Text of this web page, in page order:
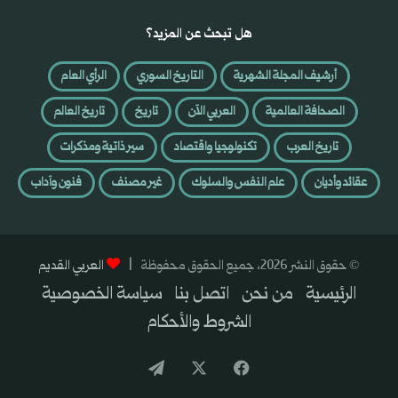
هل تبحث عن المزيد؟
أرشيف المجلة الشهرية التاريخ السوري
الرأي العام
الصحافة العالمية
العربي الآن تاريخ
تاريخ العالم
تاريخ العرب
تكنولوجيا واقتصاد
سير ذاتية ومذكرات
عقائد وأديان
علم النفس والسلوك غير مصنف فنون وآداب
© حقوق النشر 2026، جميع الحقوق محفوظة | العربي القديم
الرئيسية من نحن اتصل بنا سياسة الخصوصية
الشروط والأحكام
فيسبوك